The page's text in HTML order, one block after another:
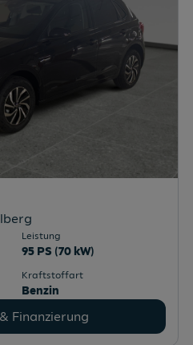
Leistung
95 PS (70 kW)
Kraftstoffart
Benzin
Finanzierung